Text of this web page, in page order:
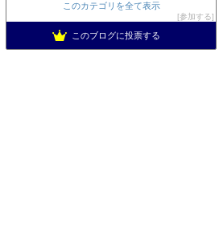
このカテゴリを全て表示
参加する
このブログに投票する